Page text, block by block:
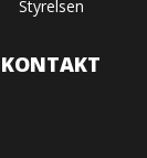
Styrelsen
KONTAKT